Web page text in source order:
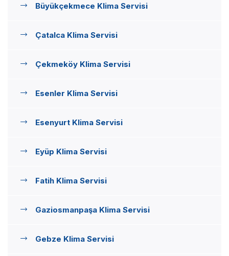
Büyükçekmece Klima Servisi
Çatalca Klima Servisi
Çekmeköy Klima Servisi
Esenler Klima Servisi
Esenyurt Klima Servisi
Eyüp Klima Servisi
Fatih Klima Servisi
Gaziosmanpaşa Klima Servisi
Gebze Klima Servisi